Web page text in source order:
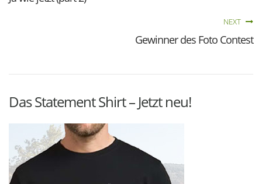
NEXT
Gewinner des Foto Contest
Das Statement Shirt – Jetzt neu!